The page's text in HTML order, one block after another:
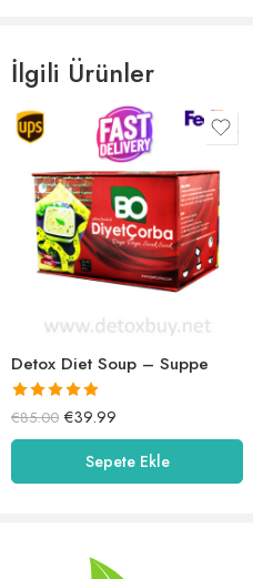
İlgili Ürünler
Detox Diet Soup – Suppe
5 üzerinden
5.00oy aldı
€85.00 €39.99
Sepete Ekle